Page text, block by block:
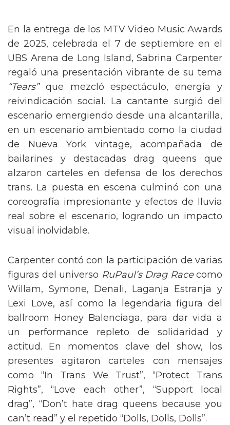
En la entrega de los MTV Video Music Awards
de 2025, celebrada el 7 de septiembre en el
UBS Arena de Long Island, Sabrina Carpenter
regaló una presentación vibrante de su tema
“Tears”que mezcló espectáculo, energía y
reivindicación social. La cantante surgió del
escenario emergiendo desde una alcantarilla,
en un escenario ambientado como la ciudad
de Nueva York vintage, acompañada de
bailarines y destacadas drag queens que
alzaron carteles en defensa de los derechos
trans. La puesta en escena culminó con una
coreografía impresionante y efectos de lluvia
real sobre el escenario, logrando un impacto
visual inolvidable.
Carpenter contó con la participación de varias
figuras del universo RuPaul’s Drag Racecomo
Willam, Symone, Denali, Laganja Estranja y
Lexi Love, así como la legendaria figura del
ballroom Honey Balenciaga, para dar vida a
un performance repleto de solidaridad y
actitud. En momentos clave del show, los
presentes agitaron carteles con mensajes
como “In Trans We Trust”, “Protect Trans
Rights”, “Love each other”, “Support local
drag”, “Don’t hate drag queens because you
can’t read” y el repetido “Dolls, Dolls, Dolls”.